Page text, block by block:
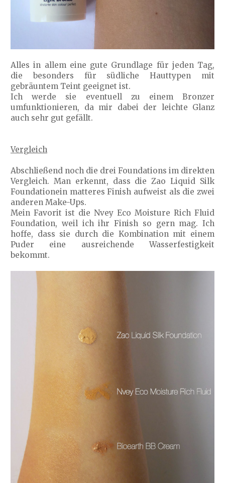
Alles in allem eine gute Grundlage für jeden Tag,
die besonders für südliche Hauttypen mit
gebräuntem Teint geeignet ist.
Ich werde sie eventuell zu einem Bronzer
umfunktionieren, da mir dabei der leichte Glanz
auch sehr gut gefällt.
Vergleich
Abschließend noch die drei Foundations im direkten
Vergleich. Man erkennt, dass die Zao Liquid Silk
Foundationein matteres Finish aufweist als die zwei
anderen Make-Ups.
Mein Favorit ist die Nvey Eco Moisture Rich Fluid
Foundation, weil ich ihr Finish so gern mag. Ich
hoffe, dass sie durch die Kombination mit einem
Puder eine ausreichende Wasserfestigkeit
bekommt.